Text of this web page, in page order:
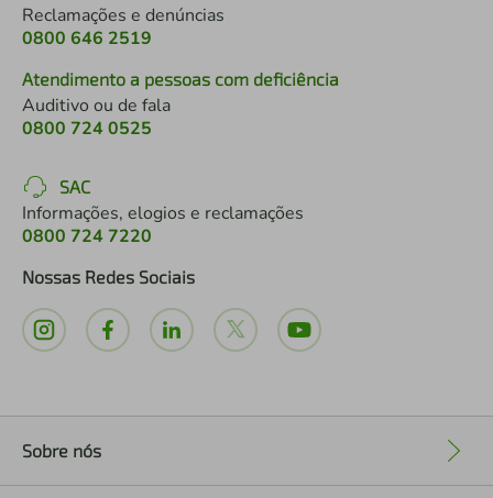
Reclamações e denúncias
0800 646 2519
Atendimento a pessoas com deficiência
Auditivo ou de fala
0800 724 0525
SAC
Informações, elogios e reclamações
0800 724 7220
Nossas Redes Sociais
Sobre nós